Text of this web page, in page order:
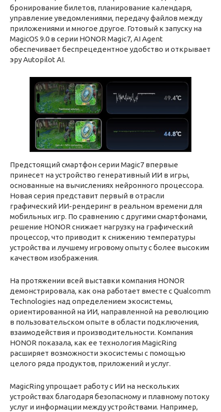
бронирование билетов, планирование календаря,
управление уведомлениями, передачу файлов между
приложениями и многое другое. Готовый к запуску на
MagicOS 9.0 в серии HONOR Magic7, AI Agent
обеспечивает беспрецедентное удобство и открывает
эру Autopilot AI.
Предстоящий смартфон серии Magic7 впервые
принесет на устройство генеративный ИИ в игры,
основанные на вычислениях нейронного процессора.
Новая серия представит первый в отрасли
графический ИИ-рендеринг в реальном времени для
мобильных игр. По сравнению с другими смартфонами,
решение HONOR снижает нагрузку на графический
процессор, что приводит к снижению температуры
устройства и лучшему игровому опыту с более высоким
качеством изображения.
На протяжении всей выставки компания HONOR
демонстрировала, как она работает вместе с Qualcomm
Technologies над определением экосистемы,
ориентированной на ИИ, направленной на революцию
в пользовательском опыте в области подключения,
взаимодействия и производительности. Компания
HONOR показала, как ее технология MagicRing
расширяет возможности экосистемы с помощью
целого ряда продуктов, приложений и услуг.
MagicRing упрощает работу с ИИ на нескольких
устройствах благодаря безопасному и плавному потоку
услуг и информации между устройствами. Например,